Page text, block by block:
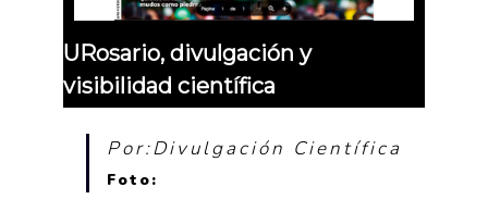
URosario, divulgación y
visibilidad científica
Por:Divulgación Científica
Foto: